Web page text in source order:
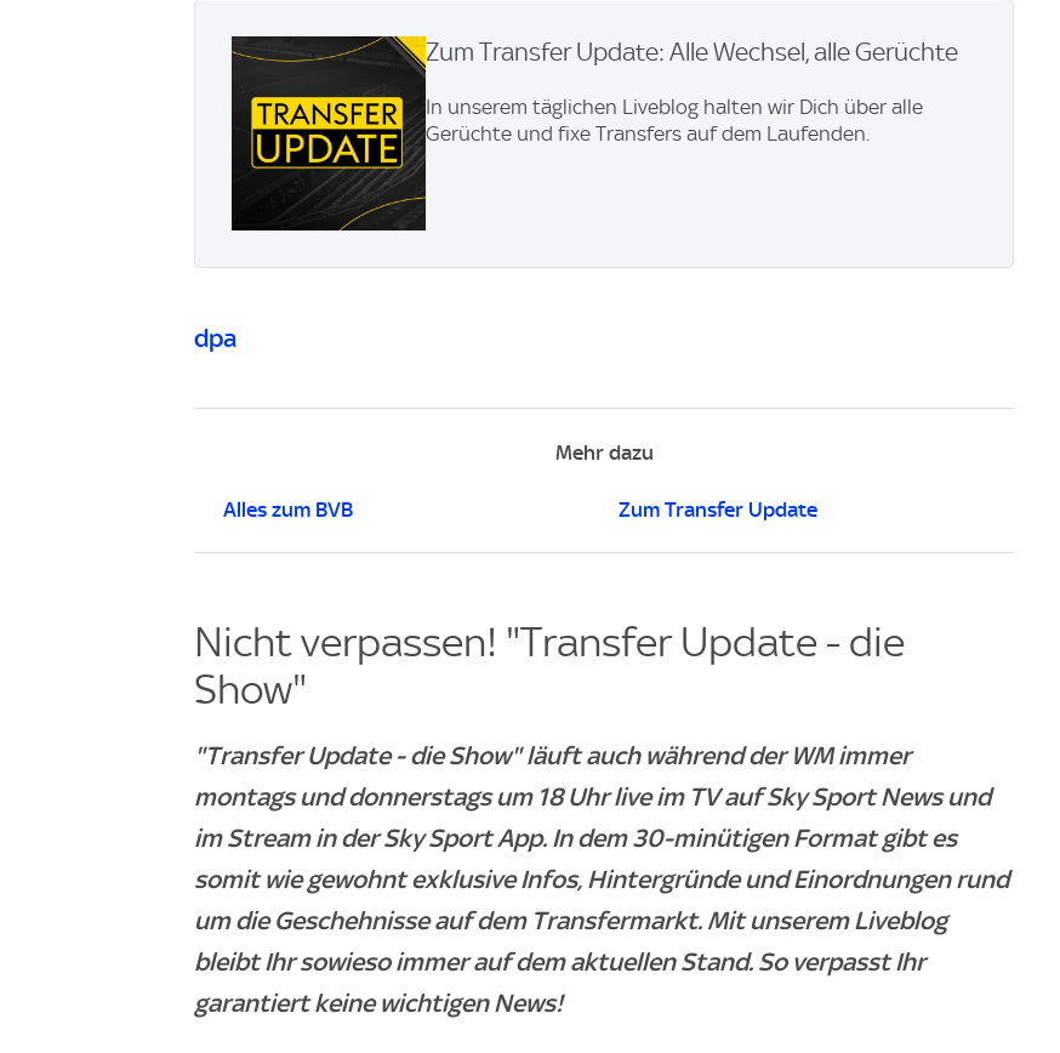
Zum Transfer Update: Alle Wechsel, alle Gerüchte
In unserem täglichen Liveblog halten wir Dich über alle
Gerüchte und fixe Transfers auf dem Laufenden.
dpa
Mehr dazu
Alles zum BVB Zum Transfer Update
Nicht verpassen! "Transfer Update - die
Show"
"Transfer Update - die Show" läuft auch während der WM immer
montags und donnerstags um 18 Uhr live im TV auf Sky Sport News und
im Stream in der Sky Sport App. In dem 30-minütigen Format gibt es
somit wie gewohnt exklusive Infos, Hintergründe und Einordnungen rund
um die Geschehnisse auf dem Transfermarkt. Mit unserem Liveblog
bleibt Ihr sowieso immer auf dem aktuellen Stand. So verpasst Ihr
garantiert keine wichtigen News!